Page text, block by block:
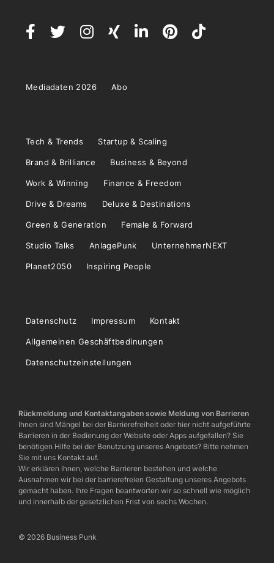
Mediadaten 2026 Abo
Tech & Trends Startup & Scaling
Brand & Brilliance Business & Beyond
Work & Winning Finance & Freedom
Drive & Dreams Deluxe & Destinations
Green & Generation Female & Forward
Studio Talks AnlagePunk UnternehmerNEXT
Planet2050 Inspiring People
Datenschutz Impressum Kontakt
Allgemeinen Geschäftbedinungen
Datenschutzeinstellungen
Rückmeldung und Kontaktangaben sowie Meldung von Barrieren
Ihnen sind Mängel bei der Barrierefreiheit oder hier nicht aufgeführte
Barrieren in der Bedienung der Website oder Apps aufgefallen? Sie
benötigen Hilfe bei der Benutzung unseres Angebots? Bitte nehmen
Sie mit uns Kontakt auf.
Wir erklären Ihnen, welche Barrieren bestehen und welche
Ausnahmen wir bei der barrierefreien Gestaltung unseres Angebots
gemacht haben. Ihre Fragen beantworten wir so schnell wie möglich
und innerhalb der gesetzlichen Frist von sechs Wochen.
© 2026 Business Punk